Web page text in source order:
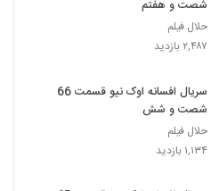
شصت و هفتم
حلال فیلم
۲,۴۸۷ بازدید
سریال افسانه اوک نیو قسمت 66
شصت و شش
حلال فیلم
۱,۱۳۴ بازدید